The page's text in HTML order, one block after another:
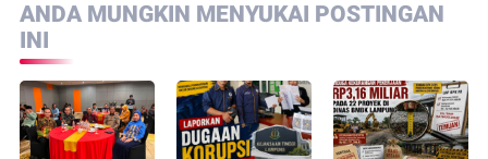
ANDA MUNGKIN MENYUKAI POSTINGAN
INI